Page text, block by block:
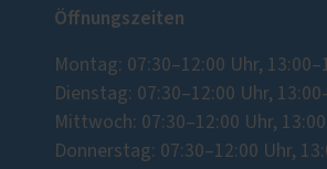
Öffnungszeiten
Montag: 07:30–12:00 Uhr,
Dienstag: 07:30–12:00 Uhr,
Mittwoch: 07:30–12:00 Uhr,
Donnerstag: 07:30–12:00 Uhr,